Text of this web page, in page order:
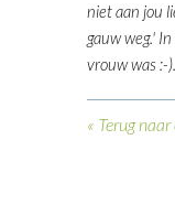
niet aan jou
gauw weg.'
vrouw was :-).
« Terug